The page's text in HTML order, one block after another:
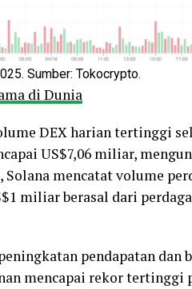
Sumber: Tokocrypto.
di Dunia
DEX harian tertinggi
US$7,06 miliar,
mencatat volume
miliar berasal dari
pendapatan dan
mencapai rekor tertinggi